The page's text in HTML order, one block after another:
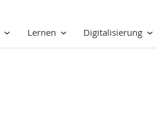
Lernen Digitalisierung